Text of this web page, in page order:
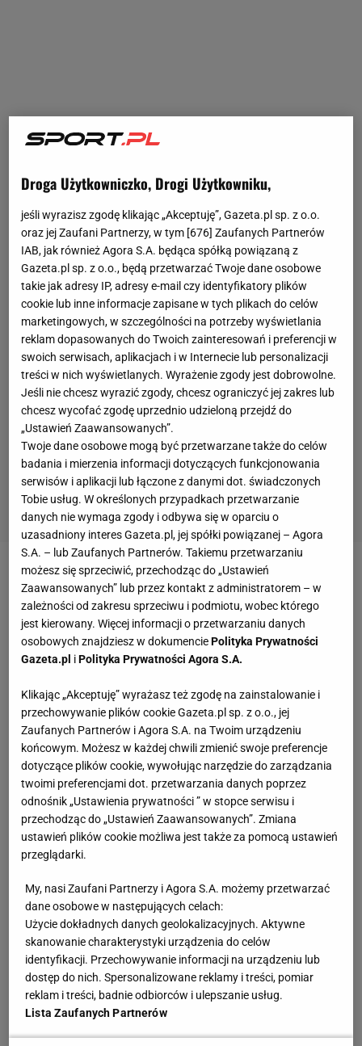
Zobacz wideoZieliński po remisie z Mołdawią: Nie
możemy wiecznie na kogoś liczyć
Atmosfera na Stadionie Narodowym od dawna jest
na telebimach hasła, niczym w karaoke: "My chcemy
gola!", "Jeszcze jeden!". Wyznaczał nawet rytm, w
jakim kibice powinni klaskać. Pomysł się nie przyjął,
więcej z niego było drwin niż pożytku, więc po kilku
meczach został porzucony, a doping zniknął
zupełnie. Ale na meczu z Mołdawią było jeszcze
inaczej. Na trybunach rozgościła się obojętność.
Bezbramkowy remis w przerwie wrześniowego
meczu z Wyspami Owczymi przynajmniej wywołał
złość, więc schodzących do szatni piłkarzy żegnały
przeraźliwe gwizdy. Ludzie klęli pod nosem. Byli
zniesmaczeni i chcieli to pokazać. Po pierwszej
połowie z Mołdawią kompromitacja była jeszcze
większa - Polska przegrywała 0:1 po doprawdy
słabej grze, a jednak na stadionie było znacznie
Droga Użytkowniczko, Drogi Użytkowniku,
jeśli wyrazisz zgodę klikając „Akceptuję”, Gazeta.pl sp. z o.o.
oraz jej Zaufani Partnerzy, w tym [676] Zaufanych Partnerów
IAB, jak również Agora S.A. będąca spółką powiązaną z
Gazeta.pl sp. z o.o., będą przetwarzać Twoje dane osobowe
takie jak adresy IP, adresy e-mail czy identyfikatory plików
cookie lub inne informacje zapisane w tych plikach do celów
marketingowych, w szczególności na potrzeby wyświetlania
reklam dopasowanych do Twoich zainteresowań i preferencji w
swoich serwisach, aplikacjach i w Internecie lub personalizacji
treści w nich wyświetlanych. Wyrażenie zgody jest dobrowolne.
Jeśli nie chcesz wyrazić zgody, chcesz ograniczyć jej zakres lub
chcesz wycofać zgodę uprzednio udzieloną przejdź do
„Ustawień Zaawansowanych”.
Twoje dane osobowe mogą być przetwarzane także do celów
badania i mierzenia informacji dotyczących funkcjonowania
serwisów i aplikacji lub łączone z danymi dot. świadczonych
Tobie usług. W określonych przypadkach przetwarzanie
danych nie wymaga zgody i odbywa się w oparciu o
uzasadniony interes Gazeta.pl, jej spółki powiązanej – Agora
S.A. – lub Zaufanych Partnerów. Takiemu przetwarzaniu
możesz się sprzeciwić, przechodząc do „Ustawień
Zaawansowanych” lub przez kontakt z administratorem – w
zależności od zakresu sprzeciwu i podmiotu, wobec którego
jest kierowany. Więcej informacji o przetwarzaniu danych
osobowych znajdziesz w dokumenciePolityka Prywatności
Gazeta.pl iPolityka Prywatności Agora S.A.
Klikając „Akceptuję” wyrażasz też zgodę na zainstalowanie i
przechowywanie plików cookie Gazeta.pl sp. z o.o., jej
Zaufanych Partnerów i Agora S.A. na Twoim urządzeniu
końcowym. Możesz w każdej chwili zmienić swoje preferencje
dotyczące plików cookie, wywołując narzędzie do zarządzania
twoimi preferencjami dot. przetwarzania danych poprzez
odnośnik „Ustawienia prywatności ” w stopce serwisu i
przechodząc do „Ustawień Zaawansowanych”. Zmiana
ustawień plików cookie możliwa jest także za pomocą ustawień
przeglądarki.
My, nasi Zaufani Partnerzy i Agora S.A. możemy przetwarzać
dane osobowe w następujących celach:
Użycie dokładnych danych geolokalizacyjnych. Aktywne
skanowanie charakterystyki urządzenia do celów
identyfikacji. Przechowywanie informacji na urządzeniu lub
dostęp do nich. Spersonalizowane reklamy i treści, pomiar
reklam i treści, badnie odbiorców i ulepszanie usług.
Lista Zaufanych Partnerów